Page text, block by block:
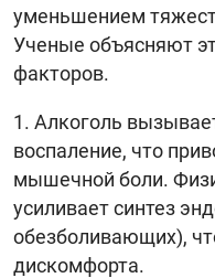
уменьшением
Ученые объясняют
факторов.
Алкоголь
воспаление, что
мышечной боли.
усиливает синтез
обезболивающих),
дискомфорта.